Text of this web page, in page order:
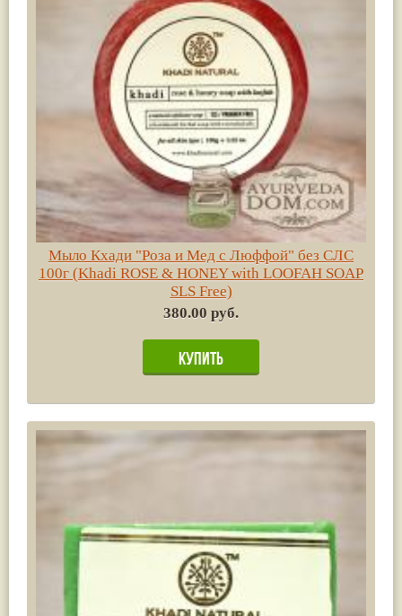
Мыло Кхади "Роза и Мед с Люффой" без СЛС
100г (Khadi ROSE & HONEY with LOOFAH SOAP
SLS Free)
380.00 руб.